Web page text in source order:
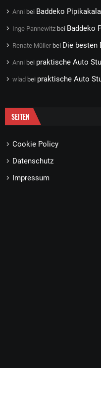
Anni bei Baddeko
Inge Pannewitz bei Baddeko
Renate Müller bei Die besten
Anni bei praktische Auto
wlad bei praktische Auto
SEITEN
Cookie Policy
Datenschutz
Impressum